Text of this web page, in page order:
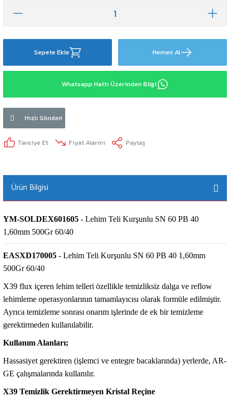
Sepete Ekle Hemen Al
Whatsapp Hattı Üzerinden Bilgi
Hızlı Gönderi
Tavsiye Et Fiyat Alarmı Paylaş
Ürün Bilgisi
YM-SOLDEX601605 - Lehim Teli Kurşunlu SN 60 PB 40
1,60mm 500Gr 60/40
EASXD170005 - Lehim Teli Kurşunlu SN 60 PB 40 1,60mm
500Gr 60/40
X39 flux içeren lehim telleri özellikle temizliksiz dalga ve reflow
lehimleme operasyonlarının tamamlayıcısı olarak formüle edilmiştir.
Ayrıca temizleme sonrası onarım işlerinde de ek bir temizleme
gerektirmeden kullanılabilir.
Kullanım Alanları;
Hassasiyet gerektiren (işlemci ve entegre bacaklarında) yerlerde, AR-
GE çalışmalarında kullanılır.
X39 Temizlik Gerektirmeyen Kristal Reçine